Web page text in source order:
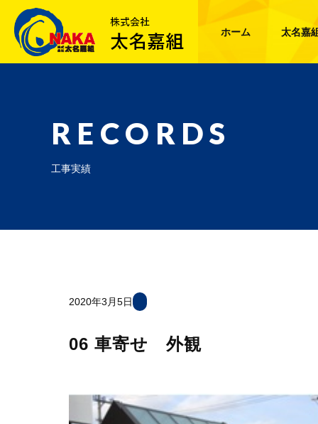
ホーム 太名嘉
RECORDS
工事実績
2020年3月5日
06 車寄せ 外観